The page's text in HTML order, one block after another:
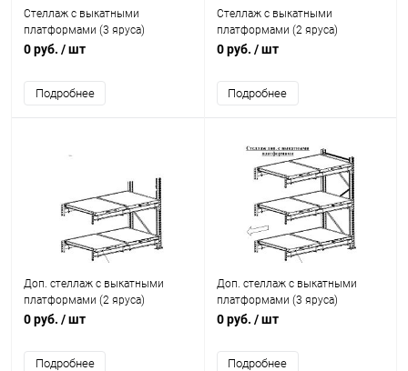
Стеллаж с выкатными
платформами (3 яруса)
0 руб. / шт
Подробнее
Стеллаж с выкатными
платформами (2 яруса)
0 руб. / шт
Подробнее
Доп. стеллаж с выкатными
платформами (2 яруса)
0 руб. / шт
Подробнее
Доп. стеллаж с выкатными
платформами (3 яруса)
0 руб. / шт
Подробнее